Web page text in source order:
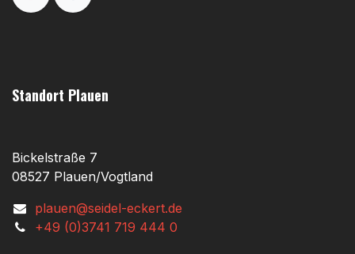
Standort Plauen
Bickelstraße 7
08527 Plauen/Vogtland
plauen@seidel-eckert.de
+49 (0)3741 719 444 0